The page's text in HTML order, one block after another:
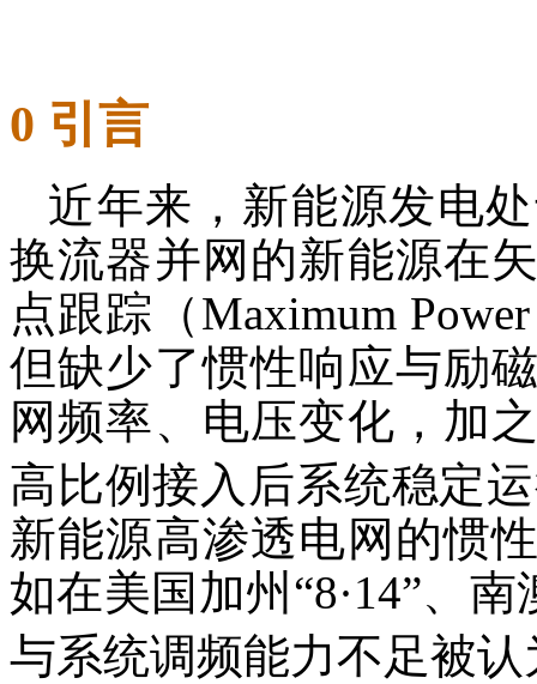
0 引言
近年来，新能源发电
换流器并网的新能源在
点跟踪（Maximum
但缺少了惯性响应与励
网频率、电压变化，加
高比例接入后系统稳定
新能源高渗透电网的惯
如在美国加州“8·14”、
与系统调频能力不足被